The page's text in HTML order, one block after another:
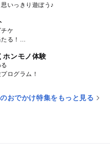
いっきり遊ぼう♪
ケ
る！
ホンモノ体験
ログラム！
おでかけ特集をもっと見る